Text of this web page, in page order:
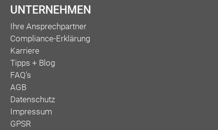
UNTERNEHMEN
Ihre Ansprechpartner
Compliance-Erklärung
Karriere
Tipps + Blog
FAQ's
AGB
Datenschutz
Impressum
GPSR